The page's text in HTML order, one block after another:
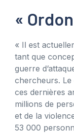
«
« Il est
tant que
guerre
chercheurs.
ces dernières
millions de
et de la
53 000